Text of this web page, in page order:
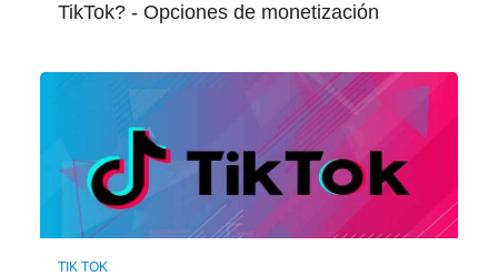
TikTok? - Opciones de monetización
TIK TOK